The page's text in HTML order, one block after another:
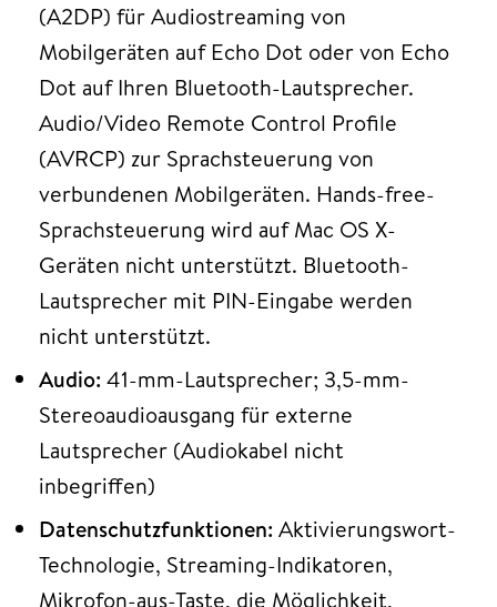
(A2DP) für Audiostreaming von
Mobilgeräten auf Echo Dot oder von Echo
Dot auf Ihren Bluetooth-Lautsprecher.
Audio/Video Remote Control Profile
(AVRCP) zur Sprachsteuerung von
verbundenen Mobilgeräten. Hands-free-
Sprachsteuerung wird auf Mac OS X-
Geräten nicht unterstützt. Bluetooth-
Lautsprecher mit PIN-Eingabe werden
nicht unterstützt.
Audio: 41-mm-Lautsprecher; 3,5-mm-
Stereoaudioausgang für externe
Lautsprecher (Audiokabel nicht
inbegriffen)
Datenschutzfunktionen: Aktivierungswort-
Technologie, Streaming-Indikatoren,
Mikrofon-aus-Taste, die Möglichkeit,